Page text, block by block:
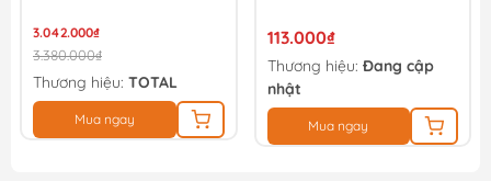
3.042.000₫
3.380.000₫
Thương hiệu: TOTAL
Mua ngay
113.000₫
Thương hiệu: Đang cập
nhật
Mua ngay